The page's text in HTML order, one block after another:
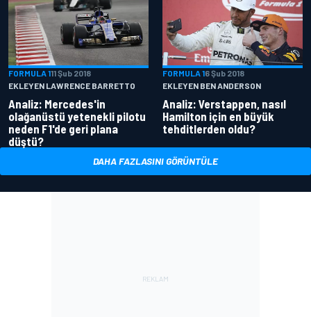
FORMULA 111 Şub 2018
EKLEYEN LAWRENCE BARRETTO
Analiz: Mercedes'in
olağanüstü yetenekli pilotu
neden F1'de geri plana
düştü?
FORMULA 16 Şub 2018
EKLEYEN BEN ANDERSON
Analiz: Verstappen, nasıl
Hamilton için en büyük
tehditlerden oldu?
DAHA FAZLASINI GÖRÜNTÜLE